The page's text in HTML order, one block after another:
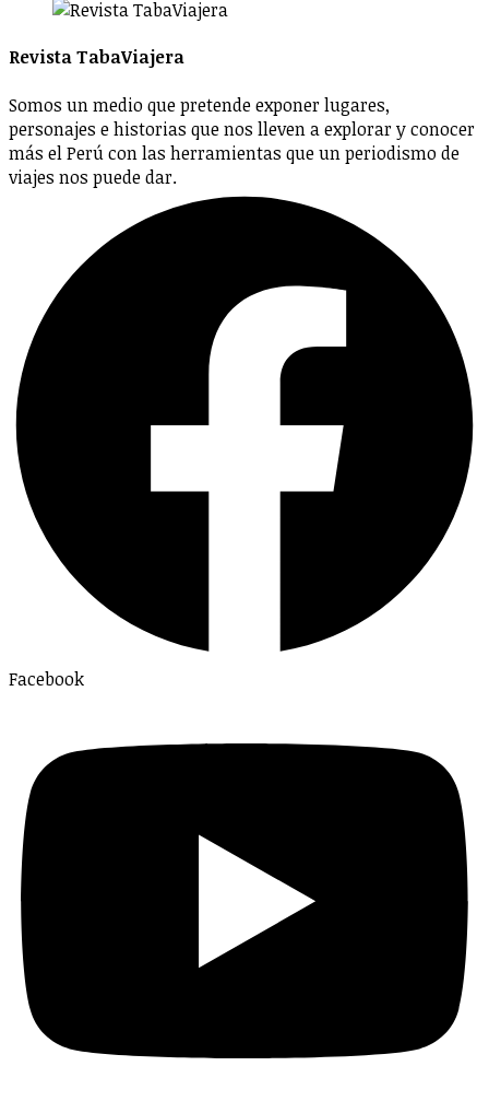
Revista TabaViajera
Somos un medio que pretende exponer lugares,
personajes e historias que nos lleven a explorar y conocer
más el Perú con las herramientas que un periodismo de
viajes nos puede dar.
Facebook